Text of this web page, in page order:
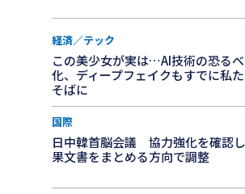
は、2021年この訴訟を却下し
巡回控訴裁判所は訴訟を認める判決を下した。
ン・フアンCEOが偽りまたは
して訴訟を認めた。 しかし、エヌビディアはすぐに「控訴裁判所の判決が
投機的な訴訟の乱用を招くだ
した。 米最高裁判所は10月にエヌビディアの訴訟を審理する予定だ。 この
前に2022年、エヌビディアは
適切に開示しなかったという
経済／テック
この美少女が実は…AI技術の恐る
化、ディープフェイクもすでに私
そばに
国際
日中韓首脳会議 協力強化を確認
果文書をまとめる方向で調整